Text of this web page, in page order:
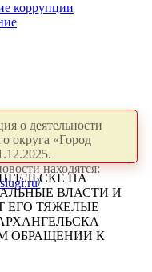
коррупции
о деятельности
округа «Город
находятся:
НА
ВЛАСТИ И
ЕГО ТЯЖЕЛЫЕ
ОБРАЩЕНИИ К